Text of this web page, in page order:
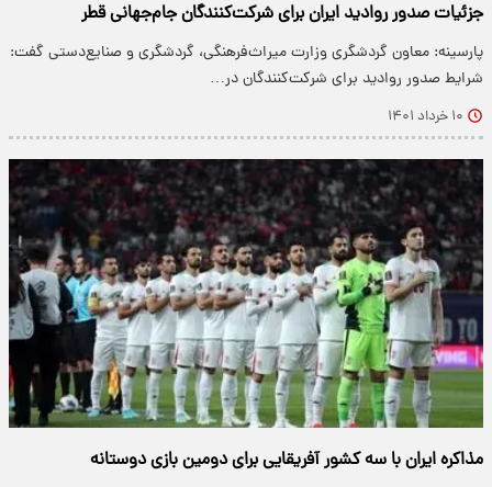
جزئیات صدور روادید ایران برای شرکت‌کنندگان جام‌جهانی قطر
پارسینه: معاون گردشگری وزارت میراث‌فرهنگی، گردشگری و صنایع‌دستی گفت:
شرایط صدور روادید برای شرکت‌کنندگان در…
۱۰ خرداد ۱۴۰۱
مذاکره ایران با سه کشور آفریقایی برای دومین بازی دوستانه